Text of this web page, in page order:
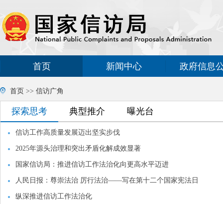
首页 新闻中心 政府信息
首页 >> 信访广角
探索思考 典型推介 曝光台
信访工作高质量发展迈出坚实步伐
2025年源头治理和突出矛盾化解成效显著
国家信访局：推进信访工作法治化向更高水平迈进
人民日报：尊崇法治 厉行法治——写在第十二个国家宪法日
纵深推进信访工作法治化